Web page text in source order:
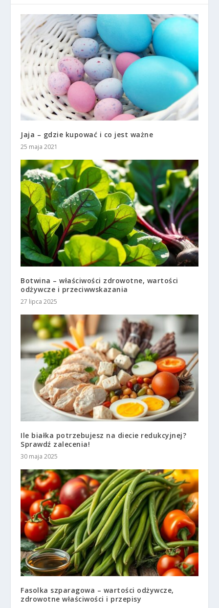
Jaja – gdzie kupować i co jest ważne
25 maja 2021
Botwina – właściwości zdrowotne, wartości
odżywcze i przeciwwskazania
27 lipca 2025
Ile białka potrzebujesz na diecie redukcyjnej?
Sprawdź zalecenia!
30 maja 2025
Fasolka szparagowa – wartości odżywcze,
zdrowotne właściwości i przepisy